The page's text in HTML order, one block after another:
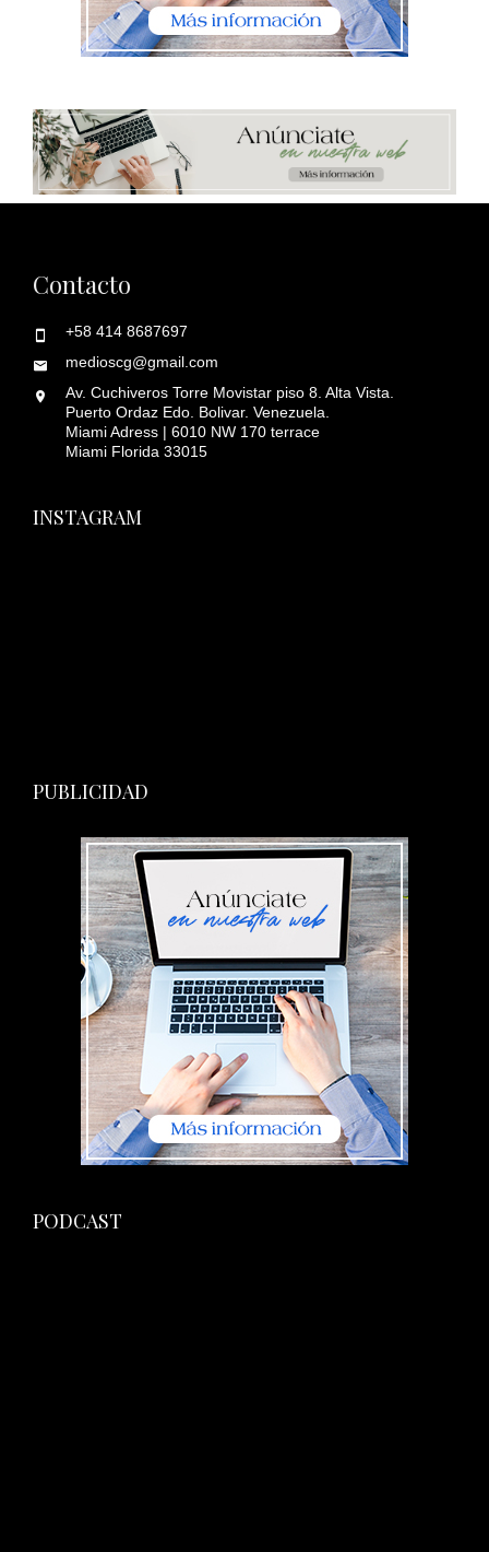
Contacto
+58 414 8687697
medioscg@gmail.com
Av. Cuchiveros Torre Movistar piso 8. Alta Vista.
Puerto Ordaz Edo. Bolivar. Venezuela.
Miami Adress | 6010 NW 170 terrace
Miami Florida 33015
INSTAGRAM
PUBLICIDAD
PODCAST